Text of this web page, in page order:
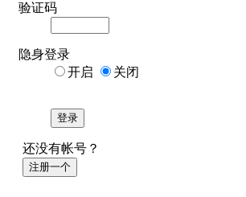
验证码
隐身登录
开启
关闭
登录
还没有帐号？
注册一个